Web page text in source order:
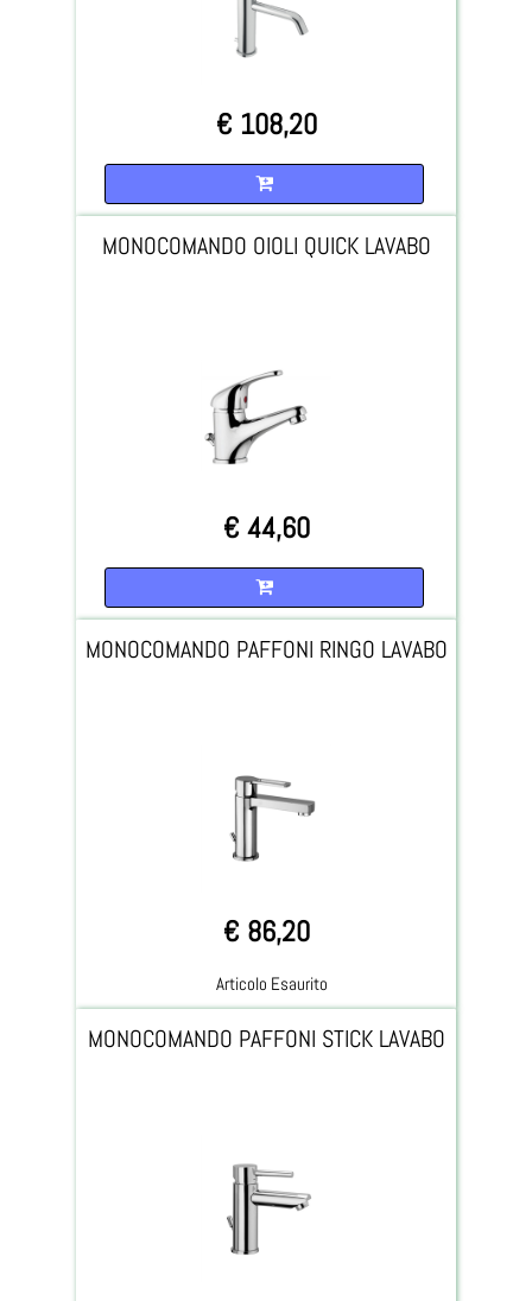
€ 108,20
MONOCOMANDO OIOLI QUICK LAVABO
€ 44,60
MONOCOMANDO PAFFONI RINGO LAVABO
€ 86,20
Articolo Esaurito
MONOCOMANDO PAFFONI STICK LAVABO